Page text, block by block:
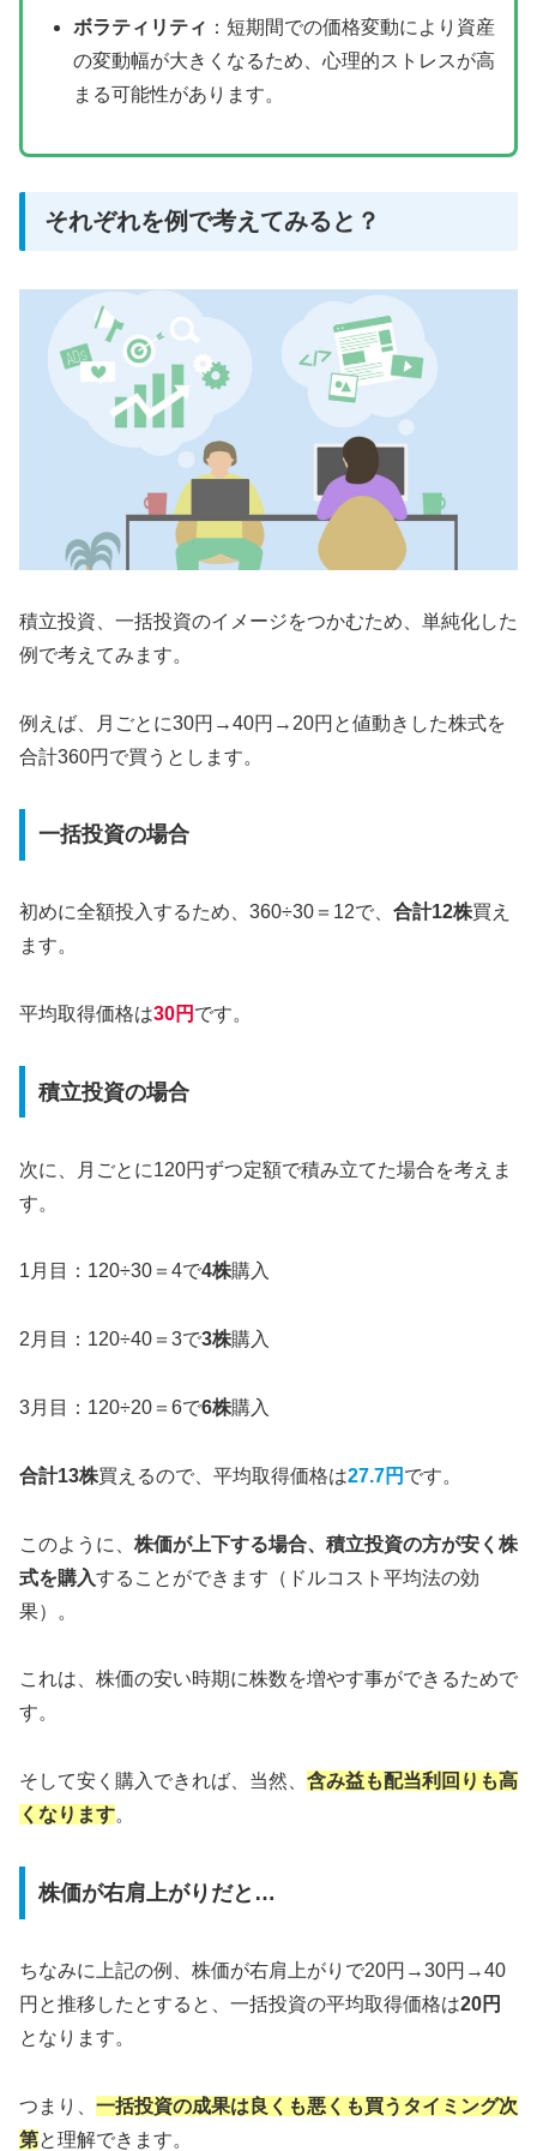
ボラティリティ ：短期間での価格変動により資産
の変動幅が大きくなるため、心理的ストレスが高
まる可能性があります。
それぞれを例で考えてみると？
積立投資、一括投資のイメージをつかむため、単純化した
例で考えてみます。
例えば、月ごとに30円→40円→20円と値動きした株式を
合計360円で買うとします。
一括投資の場合
初めに全額投入するため、360÷30＝12で、 合計12株買え
ます。
平均取得価格は30円 です。
積立投資の場合
次に、月ごとに120円ずつ定額で積み立てた場合を考えま
す。
1月目：120÷30＝4で4株購入
2月目：120÷40＝3で3株購入
3月目：120÷20＝6で6株購入
合計13株買えるので、平均取得価格は27.7円 です。
このように、 株価が上下する場合、積立投資の方が安く株
式を購入することができます（ドルコスト平均法の効
果）。
これは、株価の安い時期に株数を増やす事ができるためで
す。
そして安く購入できれば、当然、 含み益も配当利回りも高
くなります。
株価が右肩上がりだと…
ちなみに上記の例、株価が右肩上がりで20円→30円→40
円と推移したとすると、一括投資の平均取得価格は20円
となります。
つまり、 一括投資の成果は良くも悪くも買うタイミング次
第と理解できます。